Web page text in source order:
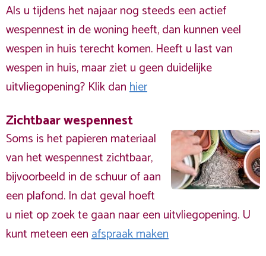
Als u tijdens het najaar nog steeds een actief
wespennest in de woning heeft, dan kunnen veel
wespen in huis terecht komen. Heeft u last van
wespen in huis, maar ziet u geen duidelijke
uitvliegopening? Klik danhier
Zichtbaar wespennest
Soms is het papieren materiaal
van het wespennest zichtbaar,
bijvoorbeeld in de schuur of aan
een plafond. In dat geval hoeft
u niet op zoek te gaan naar een uitvliegopening. U
kunt meteen eenafspraak maken